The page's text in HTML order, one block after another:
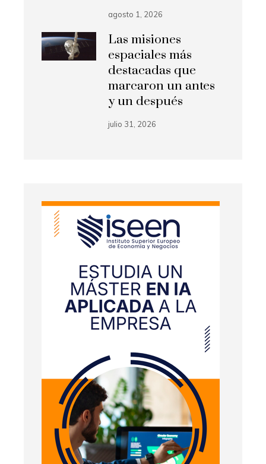
agosto 1, 2026
Las misiones
espaciales más
destacadas que
marcaron un antes
y un después
julio 31, 2026